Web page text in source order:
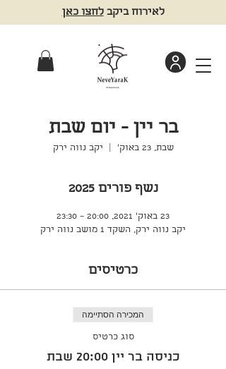
לאירוח ביקבלחצו כאן
בר יין - יום שבת
שבת, 23 באוק׳ יקב נווה ירק
נשף פורים 2025
23 באוק׳ 2021, 20:00 – 23:30
יקב נווה ירק, השקד 1 מושב נווה ירק
כרטיסים
המכירה הסתיימה
סוג כרטיס
כניסה בר יין 20:00 שבת